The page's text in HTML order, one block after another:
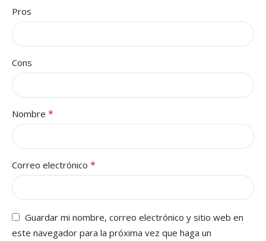
Pros
Cons
Nombre *
Correo electrónico *
Guardar mi nombre, correo electrónico y sitio web en
este navegador para la próxima vez que haga un